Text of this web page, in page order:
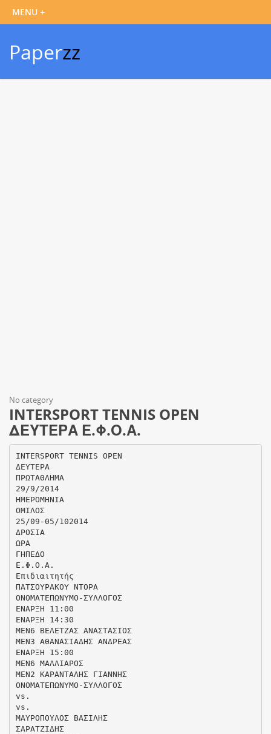
Paperzz
No category
INTERSPORT TENNIS OPEN
ΔΕΥΤΕΡΑ Ε.Φ.Ο.Α.
INTERSPORT TENNIS OPEN
ΔΕΥΤΕΡΑ
ΠΡΩΤΑΘΛΗΜΑ
29/9/2014
ΗΜΕΡΟΜΗΝΙΑ
ΟΜΙΛΟΣ
25/09-05/102014
ΔΡΟΣΙΑ
ΩΡΑ
ΓΗΠΕΔΟ
Ε.Φ.Ο.Α.
Επιδιαιτητής
ΠΑΤΣΟΥΡΑΚΟΥ ΝΤΟΡΑ
ΟΝΟΜΑΤΕΠΩΝΥΜΟ-ΣΥΛΛΟΓΟΣ
ΕΝΑΡΞΗ 11:00
ΕΝΑΡΞΗ 14:30
ΜΕΝ6 ΒΕΛΕΤΖΑΣ ΑΝΑΣΤΑΣΙΟΣ
MEN3 ΑΘΑΝΑΣΙΑΔΗΣ ΑΝΔΡΕΑΣ
ΕΝΑΡΞΗ 15:00
ΜΕΝ6 ΜΑΛΛΙΑΡΟΣ
ΜΕΝ2 ΚΑΡΑΝΤΑΛΗΣ ΓΙΑΝΝΗΣ
ΟΝΟΜΑΤΕΠΩΝΥΜΟ-ΣΥΛΛΟΓΟΣ
vs.
vs.
ΜΑΥΡΟΠΟΥΛΟΣ ΒΑΣΙΛΗΣ
ΣΑΡΑΤΖΙΔΗΣ